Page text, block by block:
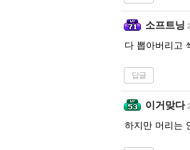
소프트닝
다 뽑아버리고
답글
이거맞다
하지만 머리는